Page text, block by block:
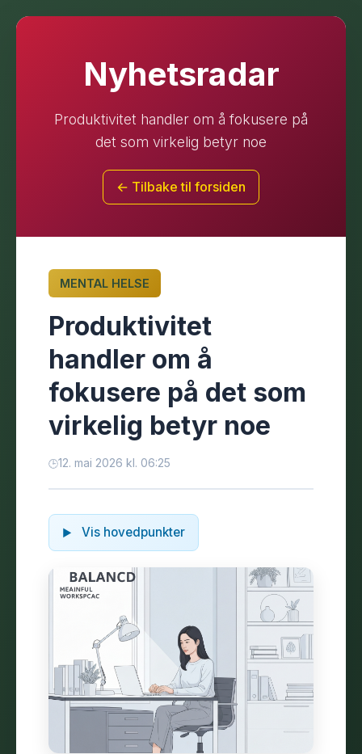
Nyhetsradar
Produktivitet handler om å fokusere på
det som virkelig betyr noe
← Tilbake til forsiden
MENTAL HELSE
Produktivitet
handler om å
fokusere på det som
virkelig betyr noe
12. mai 2026 kl. 06:25
Vis hovedpunkter